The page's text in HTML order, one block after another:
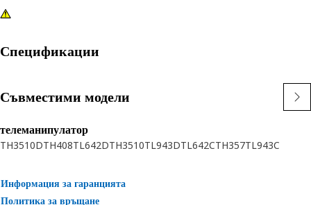
Спецификации
Съвместими модели
телеманипулатор
TH3510DTH408TL642DTH3510TL943DTL642CTH357TL943C
Информация за гаранцията
Политика за връщане